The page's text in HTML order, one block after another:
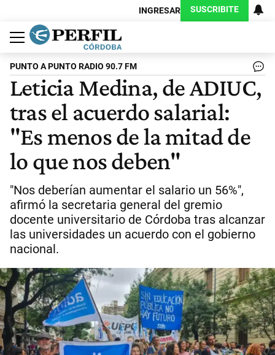
INGRESAR SUSCRIBITE
Política
Economía
Judiciales
Sociedad
Cultura
Espectáculos
Deportes
Protagonistas
PUNTO A PUNTO RADIO 90.7 FM
Leticia Medina, de ADIUC,
tras el acuerdo salarial:
"Es menos de la mitad de
lo que nos deben"
"Nos deberían aumentar el salario un 56%",
afirmó la secretaria general del gremio
docente universitario de Córdoba tras alcanzar
las universidades un acuerdo con el gobierno
nacional.